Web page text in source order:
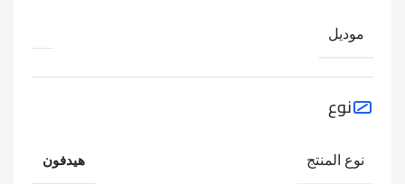
موديل
نوع
نوع المنتج هيدفون